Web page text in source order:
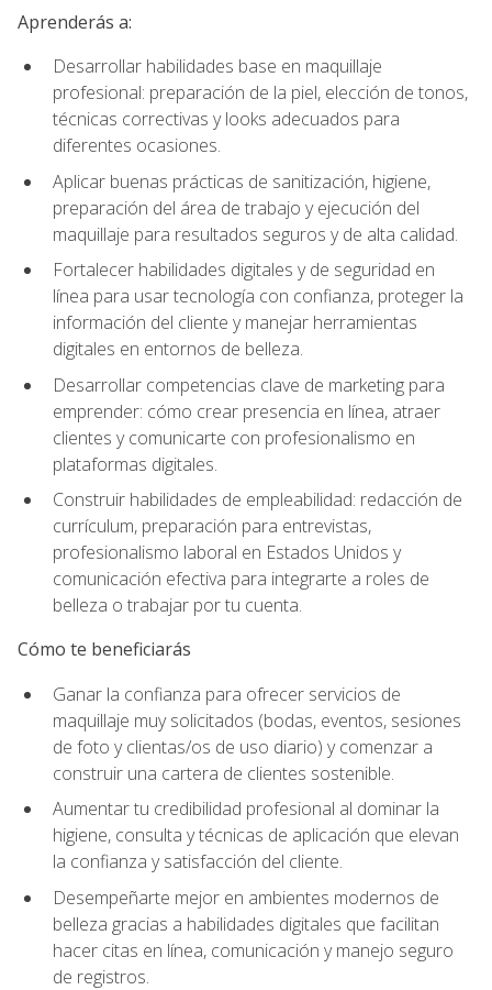
Aprenderás a:
Desarrollar habilidades base en maquillaje
profesional: preparación de la piel, elección de tonos,
técnicas correctivas y looks adecuados para
diferentes ocasiones.
Aplicar buenas prácticas de sanitización, higiene,
preparación del área de trabajo y ejecución del
maquillaje para resultados seguros y de alta calidad.
Fortalecer habilidades digitales y de seguridad en
línea para usar tecnología con confianza, proteger la
información del cliente y manejar herramientas
digitales en entornos de belleza.
Desarrollar competencias clave de marketing para
emprender: cómo crear presencia en línea, atraer
clientes y comunicarte con profesionalismo en
plataformas digitales.
Construir habilidades de empleabilidad: redacción de
currículum, preparación para entrevistas,
profesionalismo laboral en Estados Unidos y
comunicación efectiva para integrarte a roles de
belleza o trabajar por tu cuenta.
Cómo te beneficiarás
Ganar la confianza para ofrecer servicios de
maquillaje muy solicitados (bodas, eventos, sesiones
de foto y clientas/os de uso diario) y comenzar a
construir una cartera de clientes sostenible.
Aumentar tu credibilidad profesional al dominar la
higiene, consulta y técnicas de aplicación que elevan
la confianza y satisfacción del cliente.
Desempeñarte mejor en ambientes modernos de
belleza gracias a habilidades digitales que facilitan
hacer citas en línea, comunicación y manejo seguro
de registros.